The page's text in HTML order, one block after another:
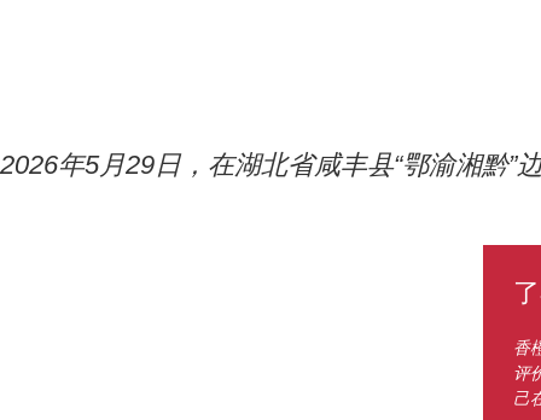
2026年5月29日，在湖北省咸丰县“鄂渝湘黔
香
评
己